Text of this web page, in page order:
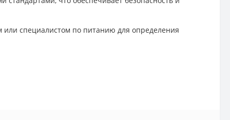
или специалистом по питанию для определения